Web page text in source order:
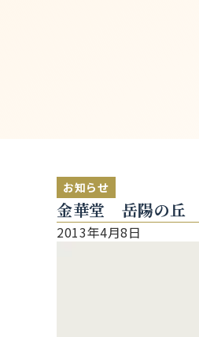
お知らせ
金華堂 岳陽の丘
2013年4月8日